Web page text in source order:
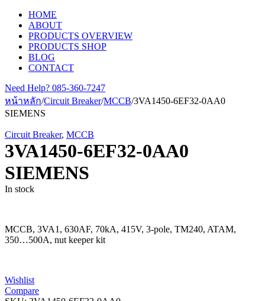
HOME
ABOUT
PRODUCTS OVERVIEW
PRODUCTS SHOP
BLOG
CONTACT
Need Help? 085-360-7247
หน้าหลัก/Circuit Breaker/MCCB/3VA1450-6EF32-0AA0
SIEMENS
Circuit Breaker, MCCB
3VA1450-6EF32-0AA0
SIEMENS
In stock
MCCB, 3VA1, 630AF, 70kA, 415V, 3-pole, TM240, ATAM,
350…500A, nut keeper kit
Wishlist
Compare